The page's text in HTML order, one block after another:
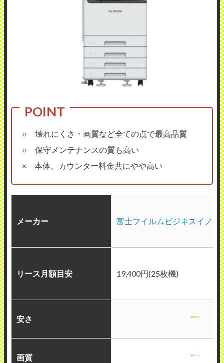
○ 壊れにくさ・画質など全ての点で最高品質
○ 保守メンテナンスの質も高い
× 本体、カウンター料金共にやや高い
メーカー 富士フイルムビジネスイノベ
リース月額目安 19,400円(25枚機)
安さ
画質